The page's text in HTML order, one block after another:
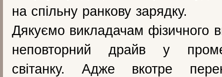
на спільну ранкову зарядку.
Дякуємо викладачам фізичного
неповторний драйв у
світанку. Адже вкотре